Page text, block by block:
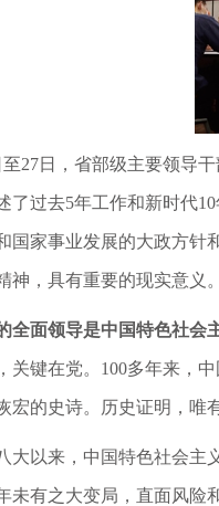
至27日，省部级主要领导
了过去5年工作和新时代
国家事业发展的大政方针
神，具有重要的现实意义
全面领导是中国特色社会
关键在党。100多年来，
宏的史诗。历史证明，唯
大以来，中国特色社会主
未有之大变局，直面风险